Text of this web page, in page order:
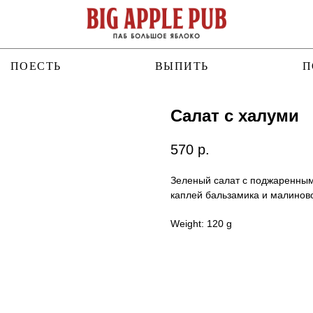
ПОЕСТЬ ВЫПИТЬ
Салат с халуми
570 р.
Зеленый салат с
каплей бальзамика и
Weight: 120 g